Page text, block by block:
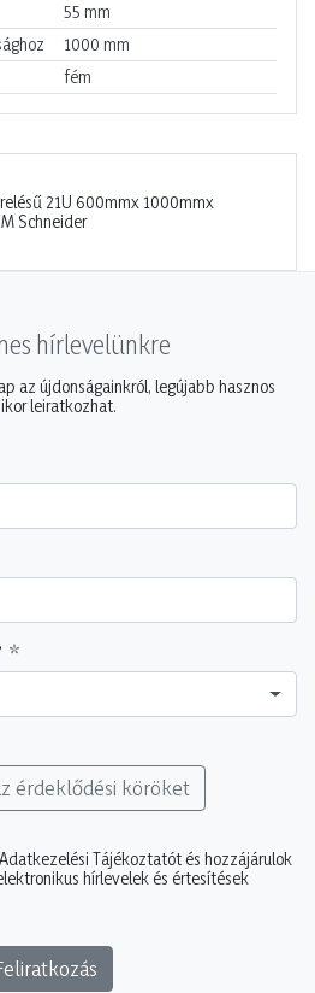
55 mm
1000 mm
fém
21U 600mmx 1000mmx
Schneider
hírlevelünkre
az újdonságainkról, legújabb hasznos
leiratkozhat.
érdeklődési köröket
Tájékoztatót és hozzájárulok
hírlevelek és értesítések